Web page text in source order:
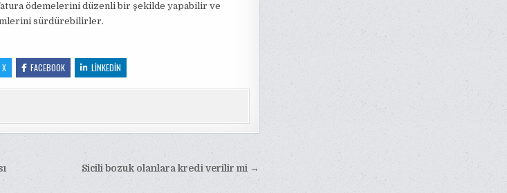
ödemelerini düzenli bir şekilde yapabilir ve
sürdürebilirler.
X FACEBOOK LINKEDIN
Sicili bozuk olanlara kredi verilir mi →